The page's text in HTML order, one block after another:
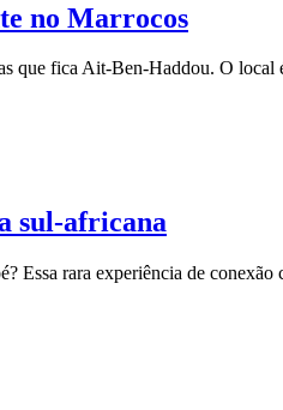
no Marrocos
que fica Ait-Ben-Haddou. O
sul-africana
Essa rara experiência de